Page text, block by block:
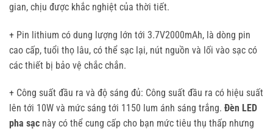
gian, chịu được khắc nghiệt của thời tiết.
+ Pin lithium có dung lượng lớn tới 3.7V2000mAh, là dòng pin
cao cấp, tuổi thọ lâu, có thể sạc lại, nút nguồn và lối vào sạc có
các thiết bị bảo vệ chắc chắn.
+ Công suất đầu ra và độ sáng đủ: Công suất đầu ra có hiệu suất
lên tới 10W và mức sáng tới 1150 lum ánh sáng trắng. Đèn LED
pha sạc này có thể cung cấp cho bạn mức tiêu thụ thấp nhưng